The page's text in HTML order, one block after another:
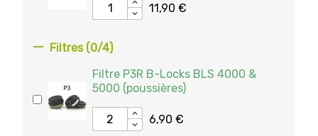
11,90 €
 Filtres (0/4)
Filtre P3R B-Locks BLS 4000 &
5000 (poussières)
6,90 €